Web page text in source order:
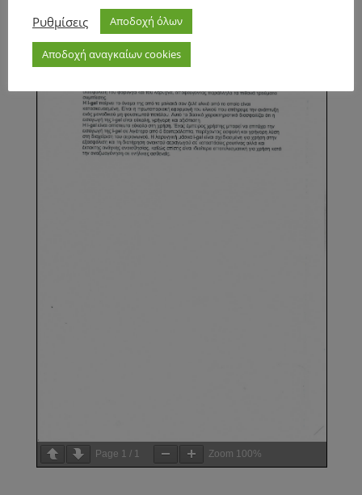
Page1/1
Page 1 / 1 Zoom 100%
Ρυθμίσεις
Αποδοχή όλων
Αποδοχή αναγκαίων cookies